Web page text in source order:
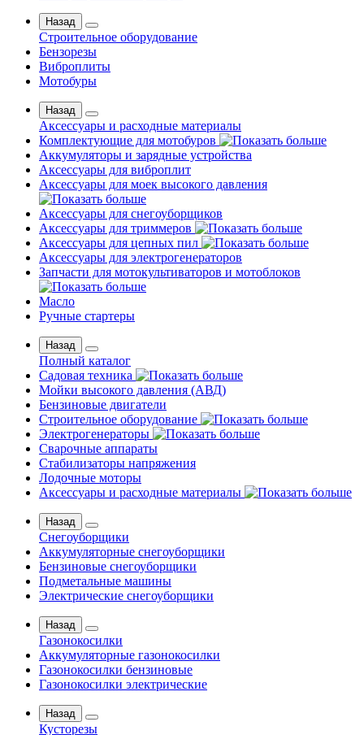
Назад
Строительное оборудование
Бензорезы
Виброплиты
Мотобуры
Назад
Аксессуары и расходные материалы
Комплектующие для мотобуров
Аккумуляторы и зарядные устройства
Аксессуары для виброплит
Аксессуары для моек высокого давления
Аксессуары для снегоуборщиков
Аксессуары для триммеров
Аксессуары для цепных пил
Аксессуары для электрогенераторов
Запчасти для мотокультиваторов и мотоблоков
Масло
Ручные стартеры
Назад
Полный каталог
Садовая техника
Мойки высокого давления (АВД)
Бензиновые двигатели
Строительное оборудование
Электрогенераторы
Сварочные аппараты
Стабилизаторы напряжения
Лодочные моторы
Аксессуары и расходные материалы
Назад
Снегоуборщики
Аккумуляторные снегоуборщики
Бензиновые снегоуборщики
Подметальные машины
Электрические снегоуборщики
Назад
Газонокосилки
Аккумуляторные газонокосилки
Газонокосилки бензиновые
Газонокосилки электрические
Назад
Кусторезы